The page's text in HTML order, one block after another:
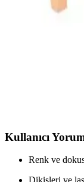
İki sandalye kılıfı
Kullanıcı
Renk ve